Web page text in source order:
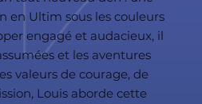
en Ultim sous les couleurs
engagé et audacieux, il
et les aventures
valeurs de courage, de
Louis aborde cette